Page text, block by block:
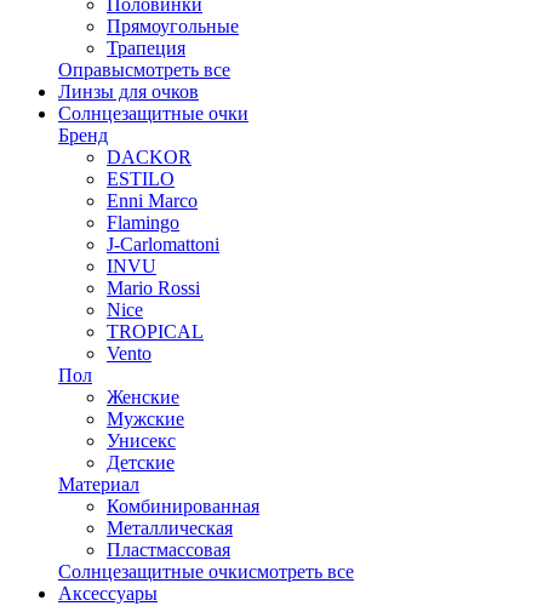
Прямоугольные
Трапеция
Оправысмотреть все
Линзы для очков
Солнцезащитные очки
Бренд
DACKOR
ESTILO
Enni Marco
Flamingo
J-Carlomattoni
INVU
Mario Rossi
Nice
TROPICAL
Vento
Пол
Женские
Мужские
Унисекс
Детские
Материал
Комбинированная
Металлическая
Пластмассовая
Солнцезащитные очкисмотреть все
Аксессуары